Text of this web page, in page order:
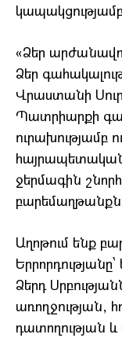
«Ձեր
Ձեր
Վրաստանի
Պատրիարքի
ուրախությամբ
հայրապետական
ջերմագին
Աղոթում ենք
Ձերդ
առողջության,
դատողության